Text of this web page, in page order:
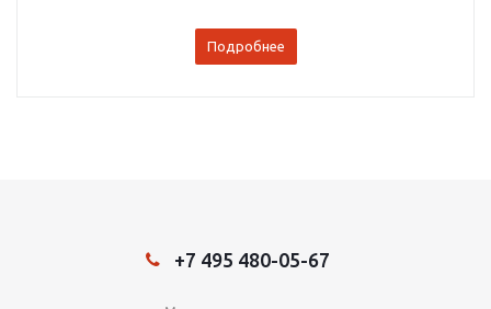
Подробнее
+7 495 480-05-67